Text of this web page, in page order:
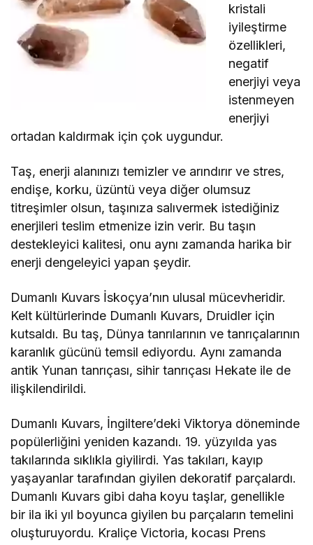
kristali
iyileştirme
özellikleri,
negatif
enerjiyi veya
istenmeyen
enerjiyi
ortadan kaldırmak için çok uygundur.
Taş, enerji alanınızı temizler ve arındırır ve stres,
endişe, korku, üzüntü veya diğer olumsuz
titreşimler olsun, taşınıza salıvermek istediğiniz
enerjileri teslim etmenize izin verir. Bu taşın
destekleyici kalitesi, onu aynı zamanda harika bir
enerji dengeleyici yapan şeydir.
Dumanlı Kuvars İskoçya’nın ulusal mücevheridir.
Kelt kültürlerinde Dumanlı Kuvars, Druidler için
kutsaldı. Bu taş, Dünya tanrılarının ve tanrıçalarının
karanlık gücünü temsil ediyordu. Aynı zamanda
antik Yunan tanrıçası, sihir tanrıçası Hekate ile de
ilişkilendirildi.
Dumanlı Kuvars, İngiltere’deki Viktorya döneminde
popülerliğini yeniden kazandı. 19. yüzyılda yas
takılarında sıklıkla giyilirdi. Yas takıları, kayıp
yaşayanlar tarafından giyilen dekoratif parçalardı.
Dumanlı Kuvars gibi daha koyu taşlar, genellikle
bir ila iki yıl boyunca giyilen bu parçaların temelini
oluşturuyordu. Kraliçe Victoria, kocası Prens